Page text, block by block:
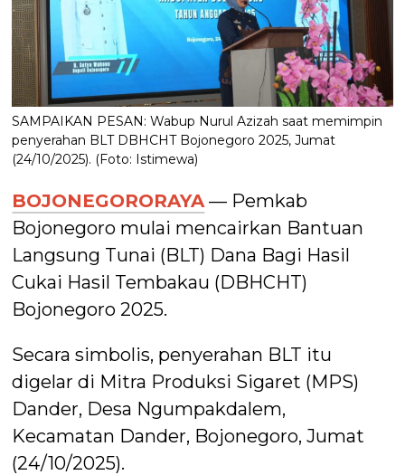
SAMPAIKAN PESAN: Wabup Nurul Azizah saat memimpin
penyerahan BLT DBHCHT Bojonegoro 2025, Jumat
(24/10/2025). (Foto: Istimewa)
BOJONEGORORAYA — Pemkab
Bojonegoro mulai mencairkan Bantuan
Langsung Tunai (BLT) Dana Bagi Hasil
Cukai Hasil Tembakau (DBHCHT)
Bojonegoro 2025.
Secara simbolis, penyerahan BLT itu
digelar di Mitra Produksi Sigaret (MPS)
Dander, Desa Ngumpakdalem,
Kecamatan Dander, Bojonegoro, Jumat
(24/10/2025).